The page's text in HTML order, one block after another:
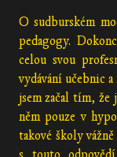
O sudburském
pedagogy.
celou svou
vydávání učebnic
jsem začal tím, že
něm pouze v
takové školy